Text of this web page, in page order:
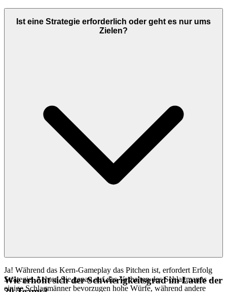
Ist eine Strategie erforderlich oder geht es nur ums
Zielen?
Ja! Während das Kern-Gameplay das Pitchen ist, erfordert Erfolg
Strategie. Achten Sie genau auf das Verhalten des Schlagmanns –
einige Schlagmänner bevorzugen hohe Würfe, während andere
Wie erhöht sich der Schwierigkeitsgrad im Laufe der